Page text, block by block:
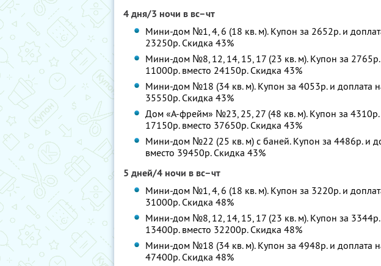
4 дня/3 ночи в вс–чт
Мини-дом №1, 4, 6 (18 кв. м). Купон за 2652р. и
23250р. Скидка 43%
Мини-дом №8, 12, 14, 15, 17 (23 кв. м). Купон за 2765р.
11000р. вместо 24150р. Скидка 43%
Мини-дом №18 (34 кв. м). Купон за 4053р. и доплата
35550р. Скидка 43%
Дом «А-фрейм» №23, 25, 27 (48 кв. м). Купон за 4310р.
17150р. вместо 37650р. Скидка 43%
Мини-дом №22 (25 кв. м) с баней. Купон за 4486р. и
вместо 39450р. Скидка 43%
5 дней/4 ночи в вс–чт
Мини-дом №1, 4, 6 (18 кв. м). Купон за 3220р. и
31000р. Скидка 48%
Мини-дом №8, 12, 14, 15, 17 (23 кв. м). Купон за 3344р.
13400р. вместо 32200р. Скидка 48%
Мини-дом №18 (34 кв. м). Купон за 4948р. и доплата
47400р. Скидка 48%